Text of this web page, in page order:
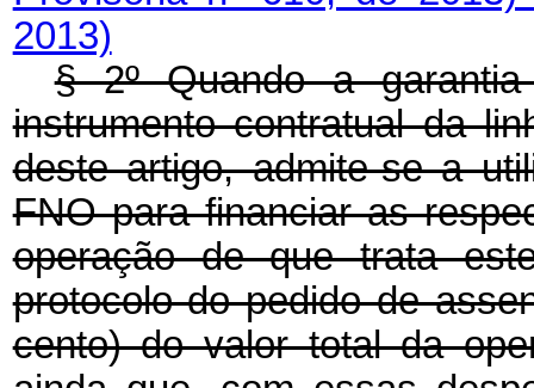
2013)
§ 2º Quando a
instrumento contratual da
deste artigo, admite-se a
FNO para financiar as
operação de que trata
protocolo do pedido de
cento) do valor total da